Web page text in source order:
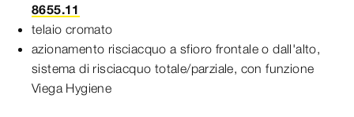
8655.11
telaio cromato
azionamento risciacquo a sfioro frontale o dall'alto,
sistema di risciacquo totale/parziale, con funzione
Viega Hygiene